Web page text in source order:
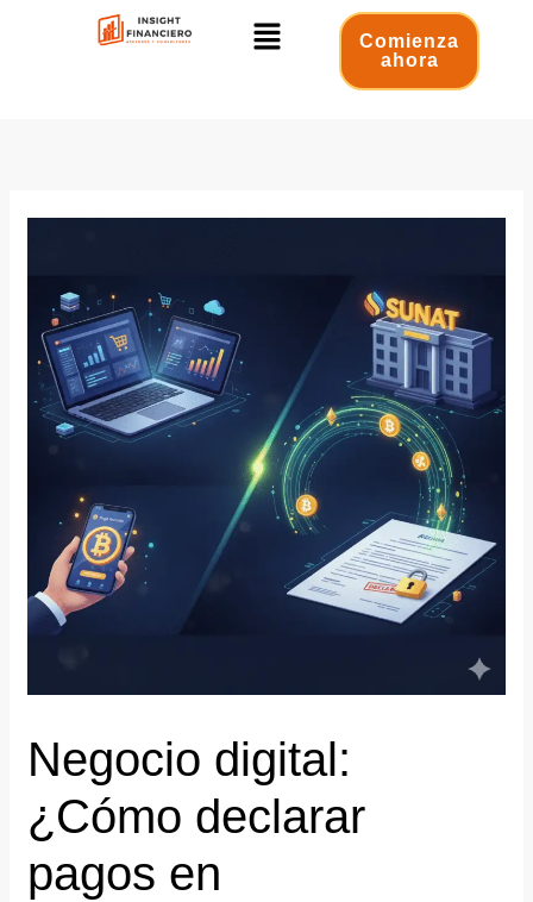
Menú
Comienza
ahora
Negocio digital:
¿Cómo declarar
pagos en